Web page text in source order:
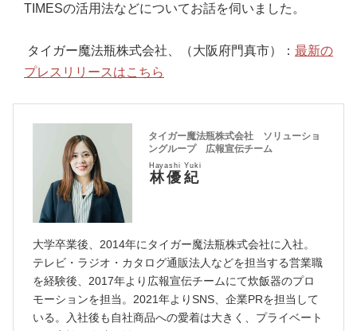
TIMESの活用法などについてお話を伺いました。
タイガー魔法瓶株式会社、（大阪府門真市）： 最新の
プレスリリースはこちら
タイガー魔法瓶株式会社 ソリューショ
ングループ 広報宣伝チーム
林優紀
Hayashi Yuki
大学卒業後、2014年にタイガー魔法瓶株式会社に入社。
テレビ・ラジオ・カタログ通販法人などを担当する営業職
を経験後、2017年より広報宣伝チームにて炊飯器のプロ
モーションを担当。2021年よりSNS、企業PRを担当して
いる。入社後も自社商品への愛着は大きく、プライベート